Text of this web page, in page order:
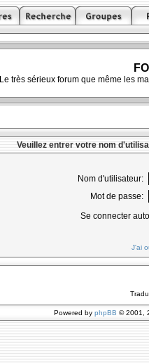
Le très sérieux forum que même les
Veuillez entrer votre nom
Nom d'utilisateur:
Mot de passe:
Se connecter
J'ai
Powered by phpBB © 2001,